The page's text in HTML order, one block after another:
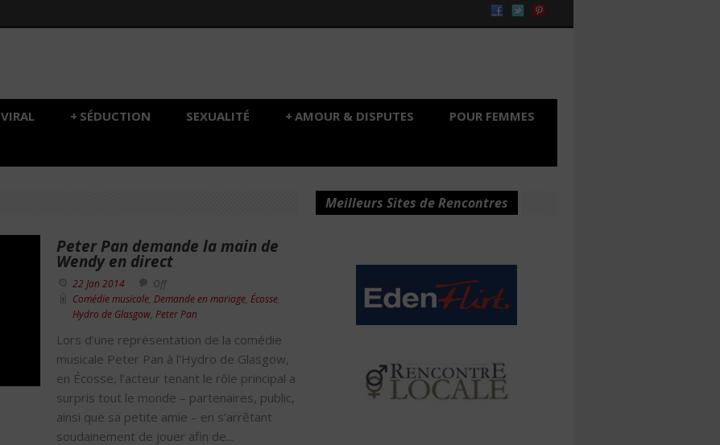
VIRAL SÉDUCTION
+ SEXUALITÉ AMOUR & DISPUTES
+ POUR FEMMES
Peter Pan demande la main de
Wendy en direct
22 Jan 2014
Off
Comédie musicale, Demande en mariage, Écosse,
Hydro de Glasgow, Peter Pan
Lors d’une représentation de la comédie
musicale Peter Pan à l’Hydro de Glasgow,
en Écosse, l’acteur tenant le rôle principal a
surpris tout le monde – partenaires, public,
ainsi que sa petite amie – en s’arrêtant
soudainement de jouer afin de...
Meilleurs Sites de Rencontres